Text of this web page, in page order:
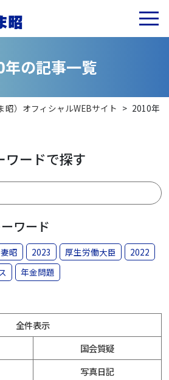
年の記事一覧
昭）オフィシャルWEBサイト > 2010年
ワードで探す
ワード
昭 2023 厚生労働大臣
2022
年金問題
全件表示
国会質疑
写真日記